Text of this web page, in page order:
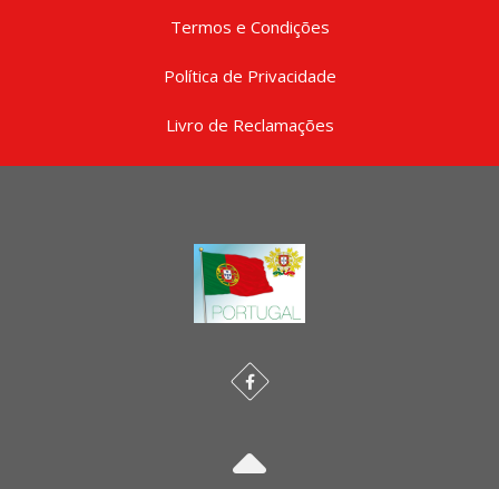
Termos e Condições
Política de Privacidade
Livro de Reclamações